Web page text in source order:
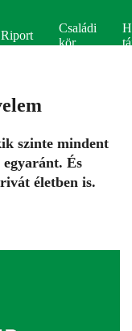
Riport
Családi
kör
szinte mindent
egyaránt. És
életben is.